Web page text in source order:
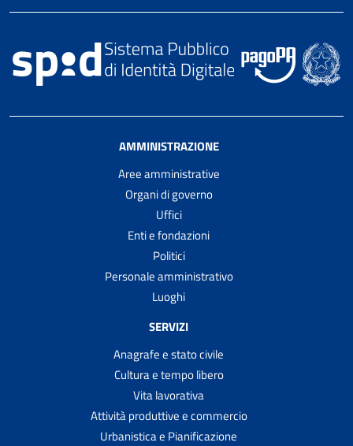
AMMINISTRAZIONE
Aree amministrative
Organi di governo
Uffici
Enti e fondazioni
Politici
Personale amministrativo
Luoghi
SERVIZI
Anagrafe e stato civile
Cultura e tempo libero
Vita lavorativa
Attività produttive e commercio
Urbanistica e Pianificazione